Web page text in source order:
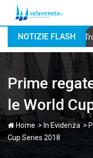
NOTIZIE FLASH
Prime
le World
Home > In Evidenza>
Cup Series 2018